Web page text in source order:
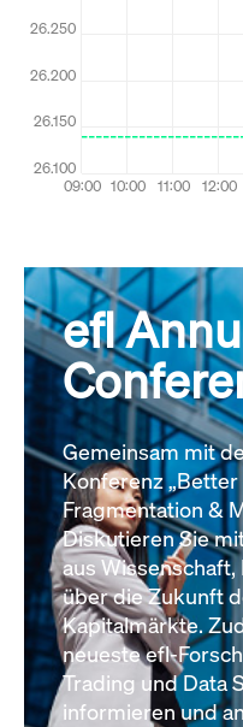
efl
Gemeinsam mit
Konferenz „Better
Fragmentation &
Diskutieren Sie
aus
über die Zukunft
Kapitalmärkte.
neueste efl-
Trading und Data
informieren und